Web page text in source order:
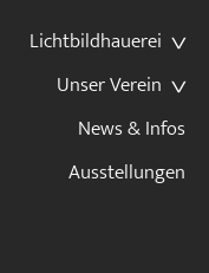
Lichtbildhauerei
Unser Verein
News & Infos
Ausstellungen